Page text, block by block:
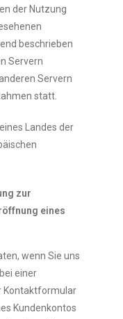
der Nutzung
beschrieben
Servern
Servern
statt.
Landes der
zur
eines
wenn Sie uns
einer
Kontaktformular
Kundenkontos